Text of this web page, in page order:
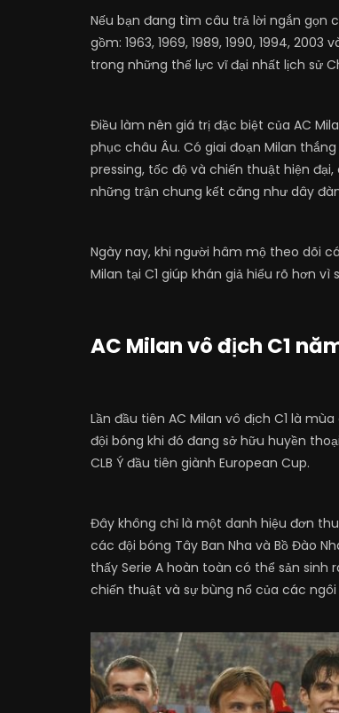
Nếu bạn đang tìm câu trả lời ngắn gọn
gồm: 1963, 1969, 1989, 1990, 1994,
trong những thế lực vĩ đại nhất lịch sử
Điều làm nên giá trị đặc biệt của AC
phục châu Âu. Có giai đoạn Milan
pressing, tốc độ và chiến thuật hiện
những trận chung kết căng như dây
Ngày nay, khi người hâm mộ theo dõi
Milan tại C1 giúp khán giả hiểu rõ hơn
AC Milan vô địch C1
Lần đầu tiên AC Milan vô địch C1 là
đội bóng khi đó đang sở hữu huyền
CLB Ý đầu tiên giành European Cup.
Đây không chỉ là một danh hiệu đơn
các đội bóng Tây Ban Nha và Bồ Đào
thấy Serie A hoàn toàn có thể sản
chiến thuật và sự bùng nổ của các